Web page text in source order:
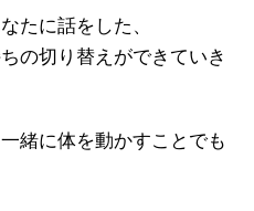
たに話をした、
の切り替えができていき
緒に体を動かすことでも